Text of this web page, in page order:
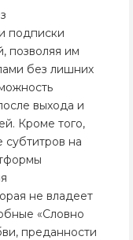
подписки
позволяя им
без лишних
выхода и
Кроме того,
на
не владеет
«Словно
преданности